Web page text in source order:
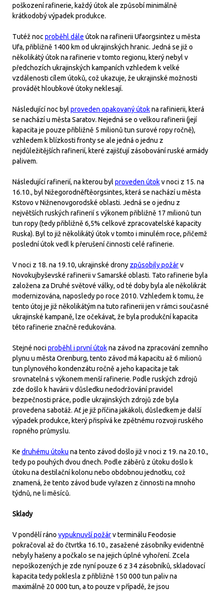
poškození rafinerie, každý útok ale způsobí minimálně
krátkodobý výpadek produkce.
Tutéž noc proběhl dále útok na rafinerii Ufaorgsintez u města
Ufa, přibližně 1400 km od ukrajinských hranic. Jedná se již o
několikátý útok na rafinerie v tomto regionu, který nebyl v
předchozích ukrajinských kampaních vzhledem k velké
vzdálenosti cílem útoků, což ukazuje, že ukrajinské možnosti
provádět hloubkové útoky neklesají.
Následující noc byl proveden opakovaný útokna rafinierii, která
se nachází u města Saratov. Nejedná se o velkou rafinerii (její
kapacita je pouze přibližně 5 milionů tun surové ropy ročně),
vzhledem k blízkosti fronty se ale jedná o jednu z
nejdůležitějších rafinerií, které zajišťují zásobování ruské armády
palivem.
Následující rafinerií, na kterou byl proveden útokv noci z 15. na
16.10., byl Nižegorodněftěorgsintes, která se nachází u města
Kstovo v Nižnenovgorodské oblasti. Jedná se o jednu z
největších ruských rafinerií s výkonem přibližně 17 milionů tun
tun ropy (tedy přibližně 6,5% celkové zpracovatelské kapacity
Ruska). Byl to již několikátý útok v tomto i minulém roce, přičemž
poslední útok vedl k přerušení činnosti celé rafinerie.
V noci z 18. na 19.10, ukrajinské drony způsobily požárv
Novokujbyševské rafinerii v Samarské oblasti. Tato rafinerie byla
založena za Druhé světové války, od té doby byla ale několikrát
modernizována, naposledy po roce 2010. Vzhledem k tomu, že
tento útoj je již několikátým na tuto rafinerii jen v rámci současné
ukrajinské kampaně, lze očekávat, že byla produkční kapacita
této rafinerie značně redukována.
Stejné nociproběhl i první útokna závod na zpracování zemního
plynu u města Orenburg, tento závod má kapacitu až 6 milionů
tun plynového kondenzátu ročně a jeho kapacita je tak
srovnatelná s výkonem menší rafinerie. Podle ruských zdrojů
zde došlo k havárii v důsledku nedodržování pravidel
bezpečnosti práce, podle ukrajinských zdrojů zde byla
provedena sabotáž. Ať je již příčina jakákoli, důsledkem je další
výpadek produkce, který přispívá ke zpětnému rozvoji ruského
ropného průmyslu.
Ke druhému útoku na tento závod došlo již v noci z 19. na 20.10.,
tedy po pouhých dvou dnech. Podle záběrů z útoku došlo k
útoku na destilační kolonu nebo obdobnou jednotku, což
znamená, že tento závod bude vyřazen z činnosti na mnoho
týdnů, ne li měsíců.
Sklady
V pondělí ráno vypuknuvší požárv terminálu Feodosie
pokračoval až do čtvrtka 16.10., zasažené zásobníky evidentně
nebyly hašeny a počkalo se na jejich úplné vyhoření. Zcela
nepoškozených je zde nyní pouze 6 z 34 zásobníků, skladovací
kapacita tedy poklesla z přibližně 150 000 tun paliv na
maximálně 20 000 tun, a to pouze v případě, že jsou